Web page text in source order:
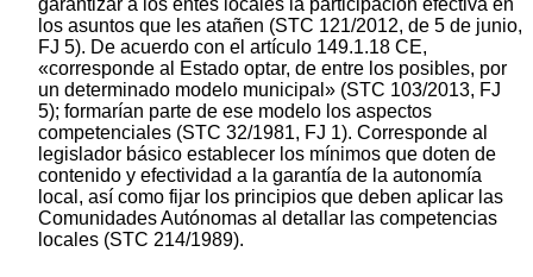
los asuntos que les atañen (STC 121/2012, de 5 de junio,
FJ 5). De acuerdo con el artículo 149.1.18 CE,
«corresponde al Estado optar, de entre los posibles, por
un determinado modelo municipal» (STC 103/2013, FJ
5); formarían parte de ese modelo los aspectos
competenciales (STC 32/1981, FJ 1). Corresponde al
legislador básico establecer los mínimos que doten de
contenido y efectividad a la garantía de la autonomía
local, así como fijar los principios que deben aplicar las
Comunidades Autónomas al detallar las competencias
locales (STC 214/1989).